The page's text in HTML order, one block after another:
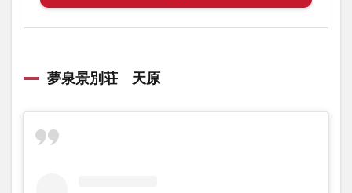
夢泉景別荘 天原